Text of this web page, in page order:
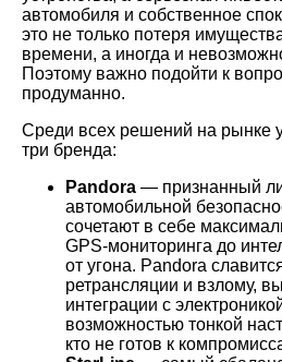
автомобиля и собственное
это не только потеря
времени, а иногда и
Поэтому важно подойти к
продуманно.
Среди всех решений на рынке
три бренда:
Pandora — признанный
автомобильной
сочетают в себе
GPS-мониторинга до
от угона. Pandora
ретрансляции и взлому,
интеграции с
возможностью тонкой
кто не готов к